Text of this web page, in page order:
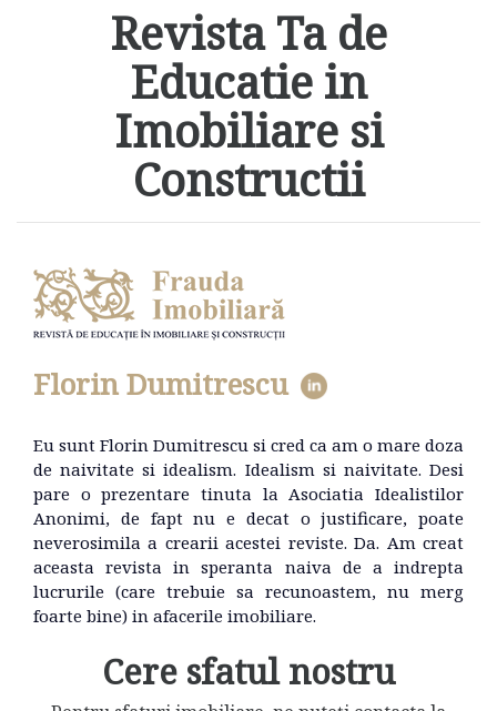
Revista Ta de
Educatie in
Imobiliare si
Constructii
Florin Dumitrescu
Eu sunt Florin Dumitrescu si cred ca am o mare doza
de naivitate si idealism. Idealism si naivitate. Desi
pare o prezentare tinuta la Asociatia Idealistilor
Anonimi, de fapt nu e decat o justificare, poate
neverosimila a crearii acestei reviste. Da. Am creat
aceasta revista in speranta naiva de a indrepta
lucrurile (care trebuie sa recunoastem, nu merg
foarte bine) in afacerile imobiliare.
Cere sfatul nostru